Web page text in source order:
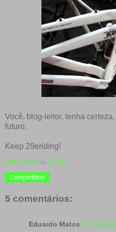
Você, blog-leitor, tenha
futuro.
Keep 29eriding!
Adil Filoso às 17:00
Compartilhar
5 comentários:
Eduardo Matos 17 de